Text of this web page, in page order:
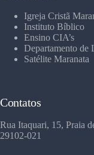
Igreja Cristã
Instituto Bíblico
Ensino CIA’s
Departamento de
Satélite Maranata
Contatos
Rua Itaquari, 15, Praia
29102-021